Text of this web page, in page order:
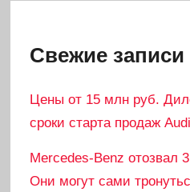
Свежие записи
Цены от 15 млн руб.
сроки старта продаж
Mercedes-Benz отозвал
Они могут сами